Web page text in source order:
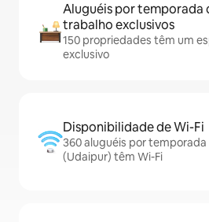
Aluguéis por temporada
trabalho exclusivos
150 propriedades têm um
exclusivo
Disponibilidade de Wi-Fi
360 aluguéis por
(Udaipur) têm Wi-Fi